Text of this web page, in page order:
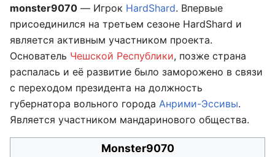
monster9070 — Игрок HardShard. Впервые
присоединился на третьем сезоне HardShard и
является активным участником проекта.
Основатель Чешской Республики, позже страна
распалась и её развитие было заморожено в связи
с переходом президента на должность
губернатора вольного города Анрими-Эссивы.
Является участником мандаринового общества.
Monster9070